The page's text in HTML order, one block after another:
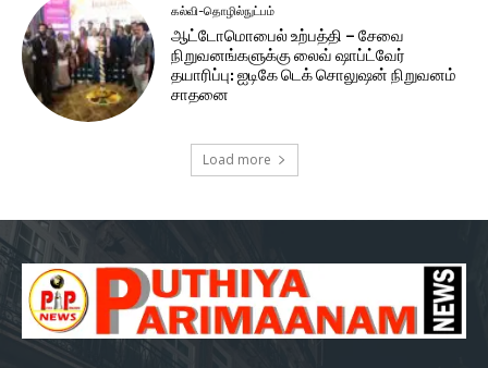
கல்வி-தொழில்நுட்பம்
ஆட்டோமொபைல் உற்பத்தி – சேவை
நிறுவனங்களுக்கு லைவ் ஷாப்ட்வேர்
தயாரிப்பு: ஐடிகே டெக் சொலுஷன் நிறுவனம்
சாதனை
Load more